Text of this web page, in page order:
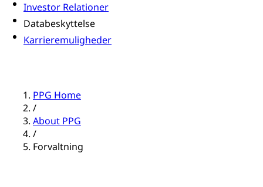
Investor Relationer
Databeskyttelse
Karrieremuligheder
PPG Home
/
About PPG
/
Forvaltning